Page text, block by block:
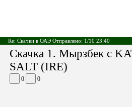
Re: Скачки в ОАЭ Отправлено: 1/10 23:40
Скачка 1. Мырзбек с
SALT (IRE)
0 0